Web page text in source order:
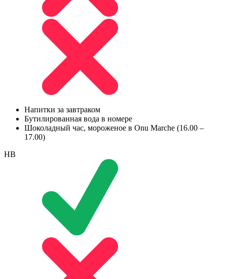
Напитки за завтраком
Бутилированная вода в номере
Шоколадный час, мороженое в Onu Marche (16.00 –
17.00)
HB